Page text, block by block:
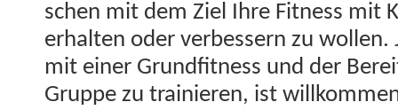
schen mit dem Ziel Ihre Fit­ness mit
erhal­ten oder verbessern zu wollen.
mit ein­er Grund­fit­ness und der
Gruppe zu trainieren, ist